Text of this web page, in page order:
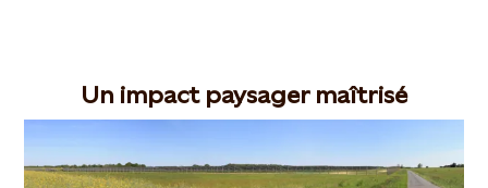
Un impact paysager maîtrisé